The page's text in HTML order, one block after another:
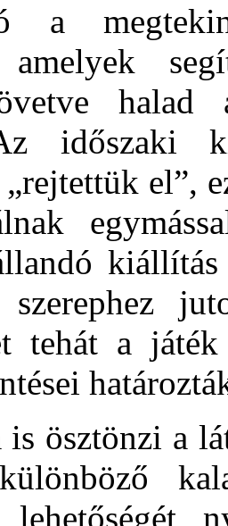
a
amelyek
halad
időszaki
el”,
tehát a
ösztönzi a
lehetőségét